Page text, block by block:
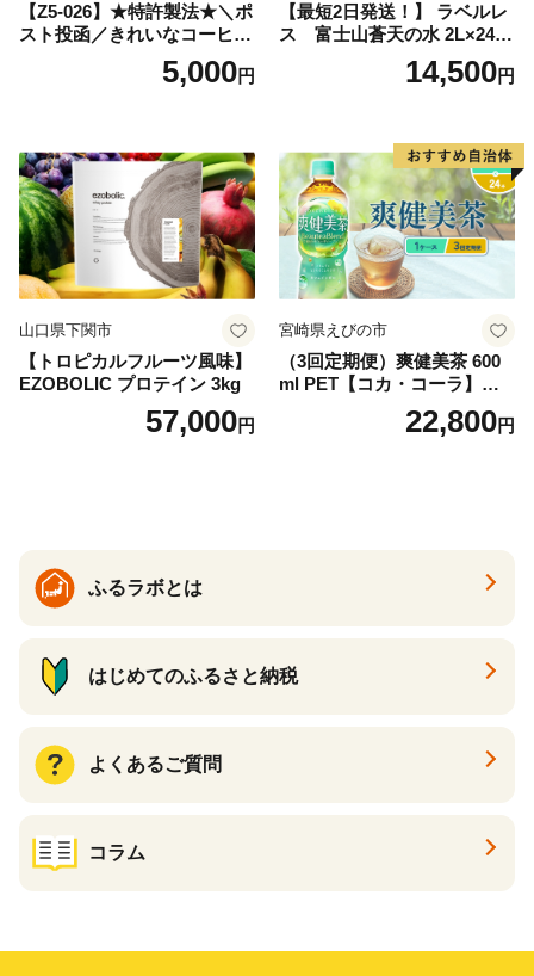
【Z5-026】★特許製法★＼ポ
スト投函／きれいなコーヒー
ドリップバッグ9種セット(18
袋)ゆうパケットでお届け！
5,000円
【最短2日発送！】 ラベルレ
ス 富士山蒼天の水 2L×24本
（4ケース）※離島不可 天然
水 ミネラルウォーター 水 ペ
産 シリカ ミネラル 美容 備蓄
防災 長期保存 富士山 山梨県
忍野村
14,500円
山口県下関市
【トロピカルフルーツ風味】
EZOBOLIC プロテイン 3kg
57,000円
宮崎県えびの市
（3回定期便）爽健美茶 600
ml PET【コカ・コーラ】ペ
ットボトル 1ケース(24本) 定
期便 3回(72本) セット お茶
22,800円
ふるラボとは
はじめてのふるさと納税
よくあるご質問
コラム